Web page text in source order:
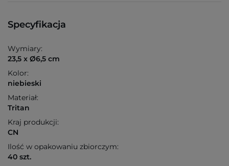
Specyfikacja
Wymiary:
23,5 x Ø6,5 cm
Kolor:
niebieski
Materiał:
Tritan
Kraj produkcji:
CN
Ilość w opakowaniu zbiorczym:
40 szt.